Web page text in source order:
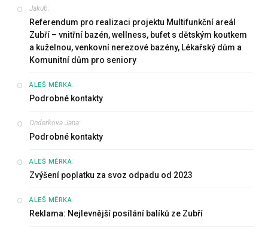
Jakub:
Referendum pro realizaci projektu Multifunkční areál
Zubří – vnitřní bazén, wellness, bufet s dětským koutkem
a kuželnou, venkovní nerezové bazény, Lékařský dům a
Komunitní dům pro seniory
ALEŠ MĚRKA:
Podrobné kontakty
Onderkova Jana:
Podrobné kontakty
ALEŠ MĚRKA:
Zvýšení poplatku za svoz odpadu od 2023
ALEŠ MĚRKA:
Reklama: Nejlevnější posílání balíků ze Zubří